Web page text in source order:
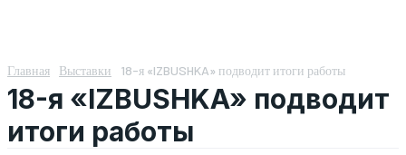
Главная Выставки 18-я «IZBUSHKA» подводит итоги работы
18-я «IZBUSHKA» подводит
итоги работы